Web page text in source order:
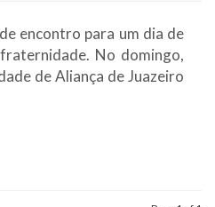
encontro para um dia de
No domingo,
de Aliança de Juazeiro